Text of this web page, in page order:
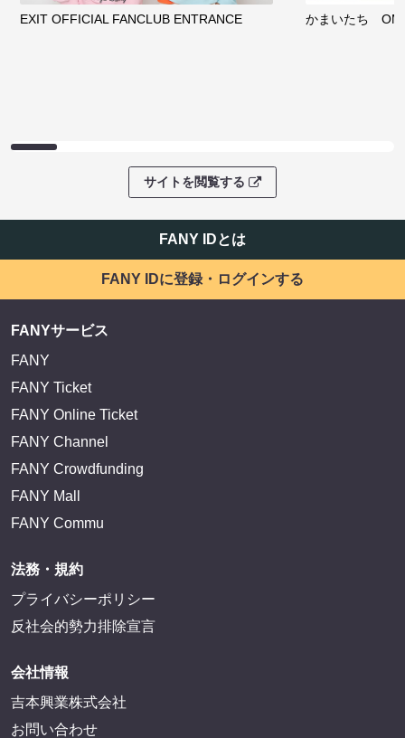
EXIT OFFICIAL FANCLUB ENTRANCE かまいたち
サイトを閲覧する
FANY IDとは
FANY IDに登録・ログインする
FANYサービス
FANY
FANY Ticket
FANY Online Ticket
FANY Channel
FANY Crowdfunding
FANY Mall
FANY Commu
法務・規約
プライバシーポリシー
反社会的勢力排除宣言
会社情報
吉本興業株式会社
お問い合わせ